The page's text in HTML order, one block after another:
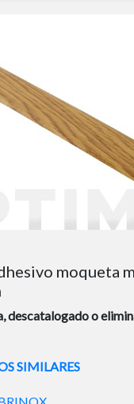
moqueta
descatalogado o
SIMILARES